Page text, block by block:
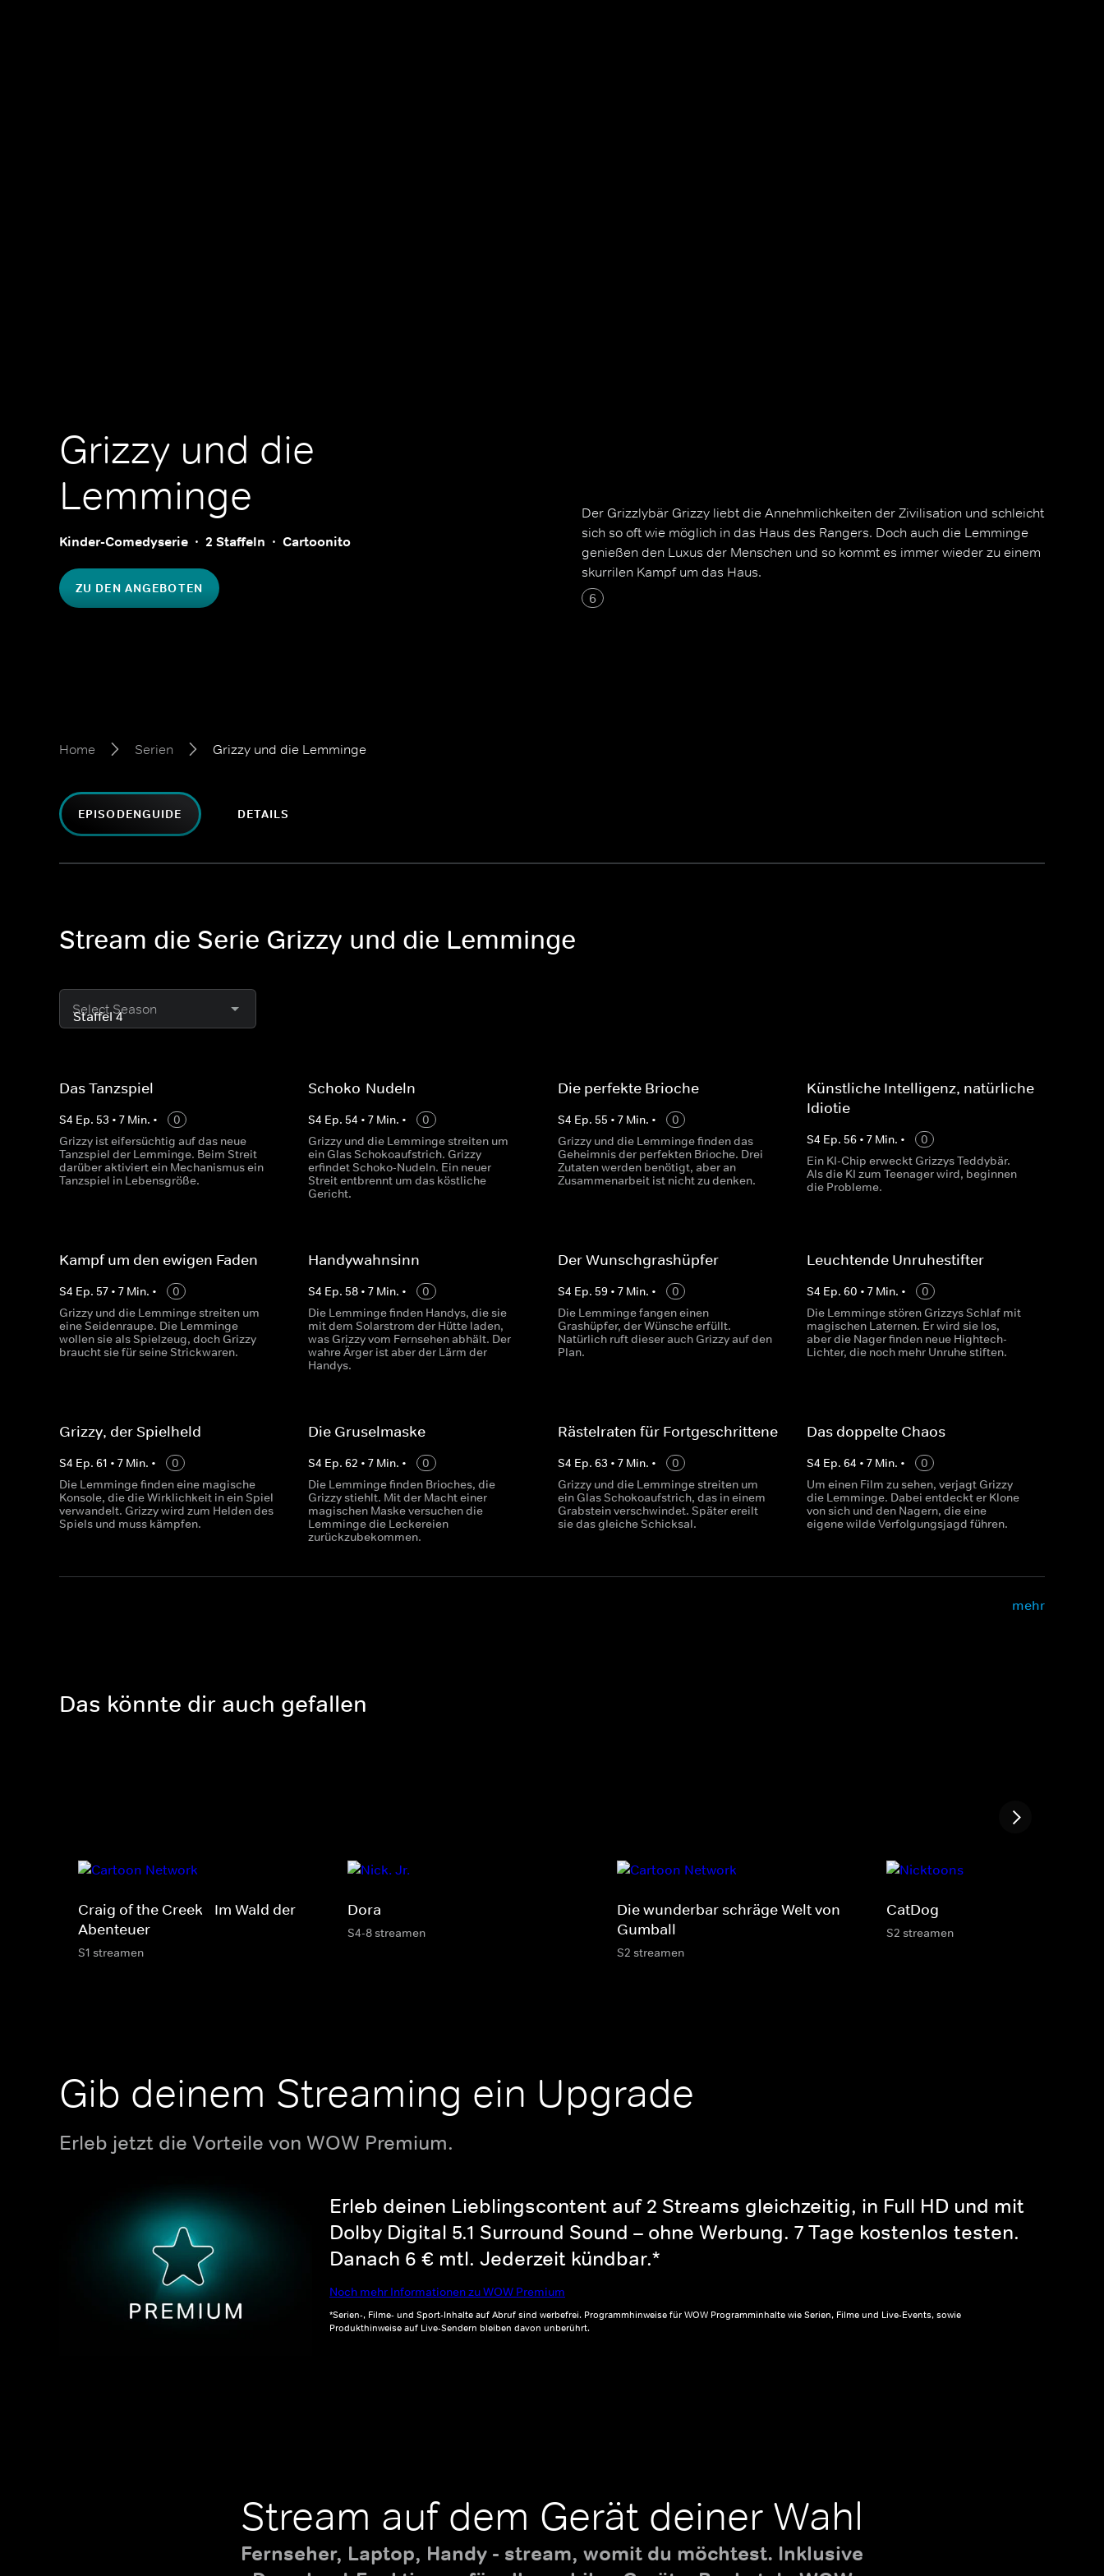
Grizzy und die
Lemminge
Kinder-Comedyserie 2 Staffeln Cartoonito
ZU DEN ANGEBOTEN
Der Grizzlybär Grizzy liebt die Annehmlichkeiten der Zivilisation und schleicht
sich so oft wie möglich in das Haus des Rangers. Doch auch die Lemminge
genießen den Luxus der Menschen und so kommt es immer wieder zu einem
skurrilen Kampf um das Haus.
6
Home Serien Grizzy und die Lemminge
EPISODENGUIDE DETAILS
Stream die Serie Grizzy und die Lemminge
Select Season
Das Tanzspiel
S4 Ep. 53 • 7 Min. •
0
Grizzy ist eifersüchtig auf das neue
Tanzspiel der Lemminge. Beim Streit
darüber aktiviert ein Mechanismus ein
Tanzspiel in Lebensgröße.
Schoko-Nudeln
S4 Ep. 54 •7 Min. •
0
Grizzy und die Lemminge streiten um
ein Glas Schokoaufstrich. Grizzy
erfindet Schoko-Nudeln. Ein neuer
Streit entbrennt um das köstliche
Gericht.
Die perfekte Brioche
S4 Ep. 55 • 7Min. •
0
Grizzy und die Lemminge finden das
Geheimnis der perfekten Brioche. Drei
Zutaten werden benötigt, aber an
Zusammenarbeit ist nicht zu denken.
Künstliche Intelligenz, natürliche
Idiotie
S4 Ep. 56• 7Min. •
0
Ein KI-Chip erweckt Grizzys Teddybär.
Als die KI zum Teenager wird, beginnen
die Probleme.
Kampf um den ewigen Faden
S4 Ep. 57 • 7 Min. •
0
Grizzy und die Lemminge streiten um
eine Seidenraupe. Die Lemminge
wollen sie als Spielzeug, doch Grizzy
braucht sie für seine Strickwaren.
Handywahnsinn
S4 Ep. 58 •7 Min. •
0
Die Lemminge finden Handys, die sie
mit dem Solarstrom der Hütte laden,
was Grizzy vom Fernsehen abhält. Der
wahre Ärger ist aber der Lärm der
Handys.
Der Wunschgrashüpfer
S4 Ep. 59• 7Min. •
0
Die Lemminge fangen einen
Grashüpfer, der Wünsche erfüllt.
Natürlich ruft dieser auch Grizzy auf den
Plan.
Leuchtende Unruhestifter
S4 Ep. 60 • 7Min. •
0
Die Lemminge stören Grizzys Schlaf mit
magischen Laternen. Er wird sie los,
aber die Nager finden neue Hightech-
Lichter, die noch mehr Unruhe stiften.
Grizzy, der Spielheld
S4 Ep. 61 • 7 Min. •
0
Die Lemminge finden eine magische
Konsole, die die Wirklichkeit in ein Spiel
verwandelt. Grizzy wird zum Helden des
Spiels und muss kämpfen.
Die Gruselmaske
S4 Ep.62 •7 Min. •
0
Die Lemminge finden Brioches, die
Grizzy stiehlt. Mit der Macht einer
magischen Maske versuchen die
Lemminge die Leckereien
zurückzubekommen.
Rästelraten für Fortgeschrittene
S4 Ep. 63 • 7Min. •
0
Grizzy und die Lemminge streiten um
ein Glas Schokoaufstrich, das in einem
Grabstein verschwindet. Später ereilt
sie das gleiche Schicksal.
Das doppelte Chaos
S4 Ep. 64 • 7Min. •
0
Um einen Film zu sehen, verjagt Grizzy
die Lemminge. Dabei entdeckt er Klone
von sich und den Nagern, die eine
eigene wilde Verfolgungsjagd führen.
mehr
Das könnte dir auch gefallen
Craig of the Creek - Im Wald der
Abenteuer
S1 streamen
Dora
S4-8 streamen
Die wunderbar schräge Welt von
Gumball
S2 streamen
CatDog
S2 streamen
Gib deinem Streaming ein Upgrade
Erleb jetzt die Vorteile von WOW Premium.
Erleb deinen Lieblingscontent auf 2 Streams gleichzeitig, in Full HD und mit
Dolby Digital 5.1 Surround Sound – ohne Werbung. 7 Tage kostenlos testen.
Danach 6 € mtl. Jederzeit kündbar.*
Noch mehr Informationen zu WOW Premium
*Serien-, Filme- und Sport-Inhalte auf Abruf sind werbefrei. Programmhinweise für WOW Programminhalte wie Serien, Filme und Live-Events, sowie
Produkthinweise auf Live-Sendern bleiben davon unberührt.
Stream auf dem Gerät deiner Wahl
Fernseher, Laptop, Handy - stream, womit du möchtest. Inklusive